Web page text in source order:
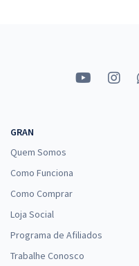
GRAN
Quem Somos
Como Funciona
Como Comprar
Loja Social
Programa de Afiliados
Trabalhe Conosco